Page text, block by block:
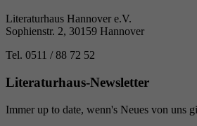
Literaturhaus Hannover e.V.
Sophienstr. 2, 30159 Hannover
Tel. 0511 / 88 72 52
Literaturhaus-Newsletter
Immer up to date, wenn's Neues von uns